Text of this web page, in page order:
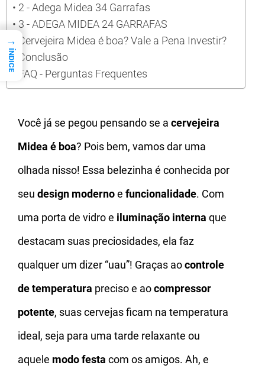
2 - Adega Midea 34 Garrafas
3 - ADEGA MIDEA 24 GARRAFAS
Cervejeira Midea é boa? Vale a Pena Investir?
Conclusão
FAQ - Perguntas Frequentes
Você já se pegou pensando se a cervejeira
Midea é boa? Pois bem, vamos dar uma
olhada nisso! Essa belezinha é conhecida por
seu design modernoe funcionalidade. Com
uma porta de vidro e iluminação interna que
destacam suas preciosidades, ela faz
qualquer um dizer “uau”! Graças aocontrole
de temperatura preciso e aocompressor
potente, suas cervejas ficam na temperatura
ideal, seja para uma tarde relaxante ou
aquele modo festa com os amigos. Ah, e
→
ÍNDICE